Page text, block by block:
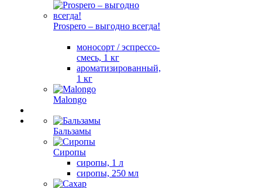
Prospero – выгодно всегда!
моносорт / эспрессо-
смесь, 1 кг
ароматизированный,
1 кг
Malongo
Бальзамы
Сиропы
сиропы, 1 л
сиропы, 250 мл